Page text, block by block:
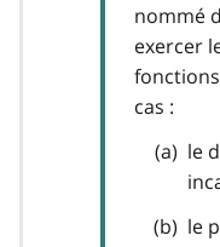
nommé
exercer
cas :
le
le